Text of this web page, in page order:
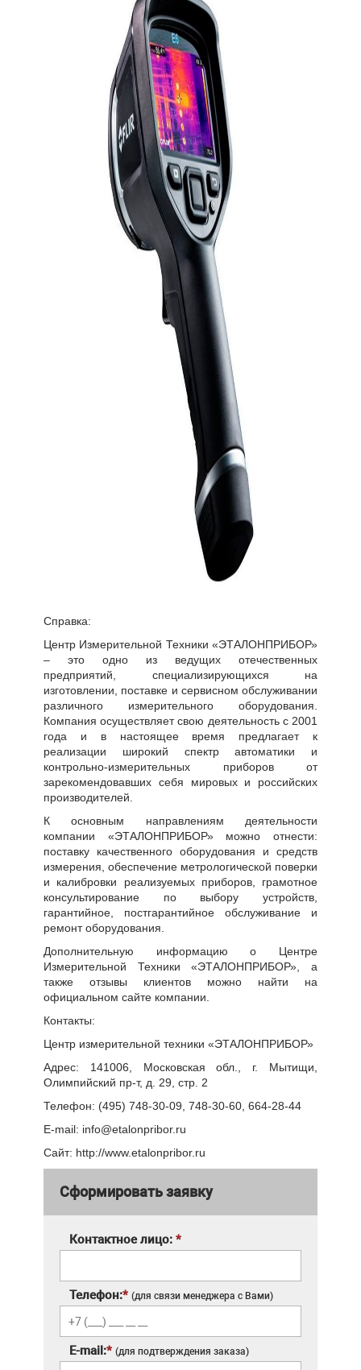
Справка:
Центр Измерительной Техники «ЭТАЛОНПРИБОР»
– это одно из ведущих отечественных
предприятий, специализирующихся на
изготовлении, поставке и сервисном обслуживании
различного измерительного оборудования.
Компания осуществляет свою деятельность с 2001
года и в настоящее время предлагает к
реализации широкий спектр автоматики и
контрольно-измерительных приборов от
зарекомендовавших себя мировых и российских
производителей.
К основным направлениям деятельности
компании «ЭТАЛОНПРИБОР» можно отнести:
поставку качественного оборудования и средств
измерения, обеспечение метрологической поверки
и калибровки реализуемых приборов, грамотное
консультирование по выбору устройств,
гарантийное, постгарантийное обслуживание и
ремонт оборудования.
Дополнительную информацию о Центре
Измерительной Техники «ЭТАЛОНПРИБОР», а
также отзывы клиентов можно найти на
официальном сайте компании.
Контакты:
Центр измерительной техники «ЭТАЛОНПРИБОР»
Адрес: 141006, Московская обл., г. Мытищи,
Олимпийский пр-т, д. 29, стр. 2
Телефон: (495) 748-30-09, 748-30-60, 664-28-44
E-mail: info@etalonpribor.ru
Сайт: http://www.etalonpribor.ru
Сформировать заявку
Контактное лицо: *
Телефон:* (для связи менеджера с Вами)
E-mail:* (для подтверждения заказа)